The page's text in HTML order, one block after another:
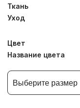
Ткань
Уход
Цвет
Название цвета
Выберите размер